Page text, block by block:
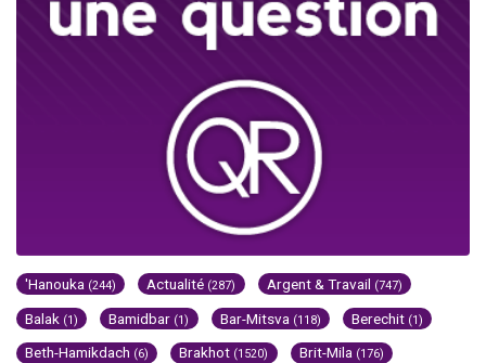
'Hanouka (244) Actualité (287) Argent & Travail (747)
Balak (1) Bamidbar (1) Bar-Mitsva (118) Berechit (1)
Beth-Hamikdach (6) Brakhot (1520) Brit-Mila (176)